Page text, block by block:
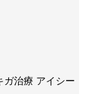
ガ治療 アイシー